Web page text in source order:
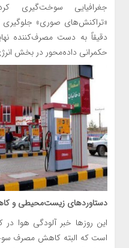
جغرافیایی سوخت‌گیری
«تراکنش‌های صوری»
دقیقاً به دست مصرف‌کننده
حکمرانی داده‌محور در بخش
دستاوردهای زیست‌محیطی و
این روزها خبر آلودگی هوا در
است که البته کاهش مصرف